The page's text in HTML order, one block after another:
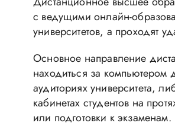
с ведущими онлайн-
университетов, а проходят
Основное направление
находиться за
аудиториях университета,
кабинетах студентов на
или подготовки к экзаменам.